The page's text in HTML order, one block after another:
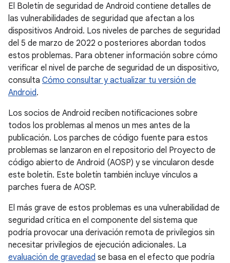
El Boletín de seguridad de Android contiene detalles de
las vulnerabilidades de seguridad que afectan a los
dispositivos Android. Los niveles de parches de seguridad
del 5 de marzo de 2022 o posteriores abordan todos
estos problemas. Para obtener información sobre cómo
verificar el nivel de parche de seguridad de un dispositivo,
consulta Cómo consultar y actualizar tu versión de
Android.
Los socios de Android reciben notificaciones sobre
todos los problemas al menos un mes antes de la
publicación. Los parches de código fuente para estos
problemas se lanzaron en el repositorio del Proyecto de
código abierto de Android (AOSP) y se vincularon desde
este boletín. Este boletín también incluye vínculos a
parches fuera de AOSP.
El más grave de estos problemas es una vulnerabilidad de
seguridad crítica en el componente del sistema que
podría provocar una derivación remota de privilegios sin
necesitar privilegios de ejecución adicionales. La
evaluación de gravedad se basa en el efecto que podría